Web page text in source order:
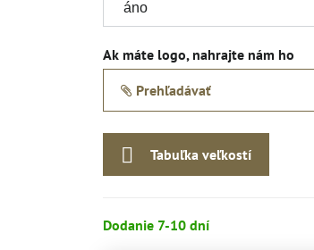
Ak máte logo, nahrajte nám ho
Prehľadávať
Tabuľka veľkostí
Dodanie 7-10 dní